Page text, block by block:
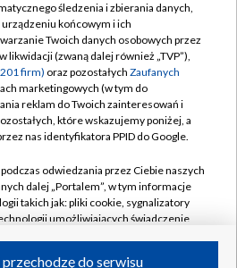
TVP
TVP
prywatności
Moje zgody
Pomoc
Kontakt
Kanały
śledzenia i zbierania danych,
końcowym i ich
Twoich danych osobowych przez
likwidacji (zwaną dalej również „TVP”),
firm) oraz pozostałych Zaufanych
marketingowych (w tym do
reklam do Twoich zainteresowań i
które wskazujemy poniżej, a
nas identyfikatora PPID do Google.
odwiedzania przez Ciebie naszych
dalej „Portalem”, w tym informacje
takich jak: pliki cookie, sygnalizatory
umożliwiających świadczenie
do serwisu